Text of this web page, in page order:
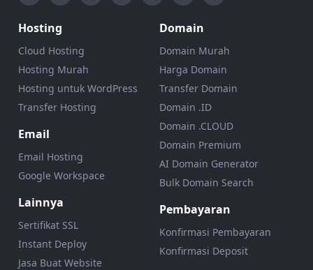
Hosting
Cloud Hosting
Hosting Murah
Hosting untuk WordPress
Transfer Hosting
Email
Email Hosting
Google Workspace
Lainnya
Sertifikat SSL
Instant Deploy
Jasa Buat Website
Domain
Domain Murah
Harga Domain
Transfer Domain
Domain .ID
Domain .CLOUD
Domain Premium
AI Domain Generator
Bulk Domain Search
Pembayaran
Konfirmasi Pembayaran
Konfirmasi Deposit